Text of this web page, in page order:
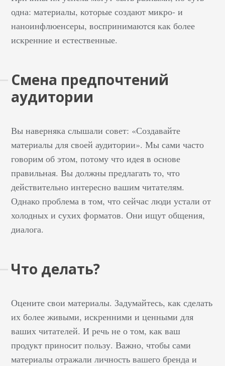
одна: материалы, которые создают микро- и
наноинфлюенсеры, воспринимаются как более
искренние и естественные.
Смена предпочтений
аудитории
Вы наверняка слышали совет: «Создавайте
материалы для своей аудитории». Мы сами часто
говорим об этом, потому что идея в основе
правильная. Вы должны предлагать то, что
действительно интересно вашим читателям.
Однако проблема в том, что сейчас люди устали от
холодных и сухих форматов. Они ищут общения,
диалога.
Что делать?
Оцените свои материалы. Задумайтесь, как сделать
их более живыми, искренними и ценными для
ваших читателей. И речь не о том, как ваш
продукт приносит пользу. Важно, чтобы сами
материалы отражали личность вашего бренда и